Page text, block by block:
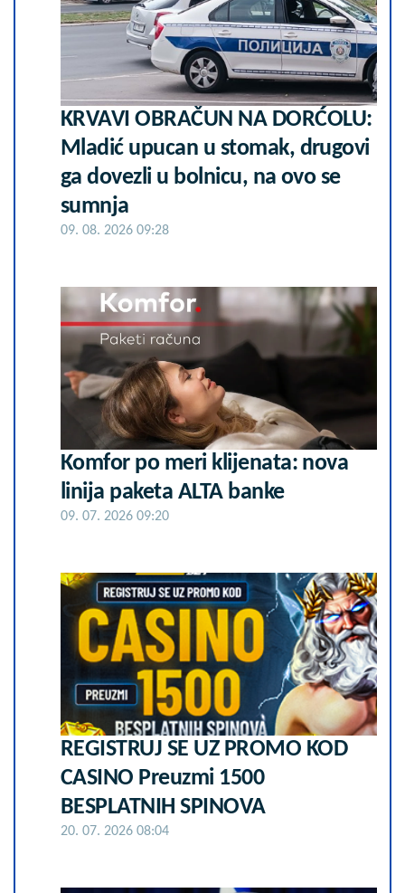
KRVAVI OBRAČUN NA DORĆOLU:
Mladić upucan u stomak, drugovi
ga dovezli u bolnicu, na ovo se
sumnja
09. 08. 2026 09:28
Komfor po meri klijenata: nova
linija paketa ALTA banke
09. 07. 2026 09:20
REGISTRUJ SE UZ PROMO KOD
CASINO Preuzmi 1500
BESPLATNIH SPINOVA
20. 07. 2026 08:04